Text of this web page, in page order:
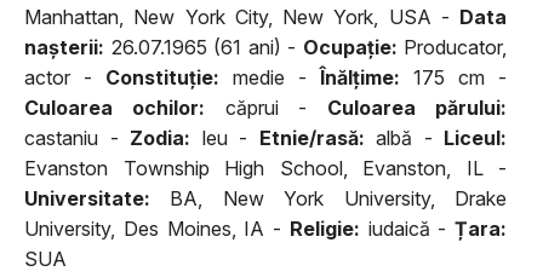
Manhattan, New York City, New York, USA - Data
naşterii: 26.07.1965 (61 ani) - Ocupaţie: Producator,
actor - Constituţie: medie -Înălţime: 175 cm -
Culoarea ochilor: căprui - Culoarea părului:
castaniu - Zodia: leu - Etnie/rasă: albă - Liceul:
Evanston Township High School, Evanston, IL -
Universitate: BA, New York University, Drake
University, Des Moines, IA - Religie: iudaică - Țara:
SUA